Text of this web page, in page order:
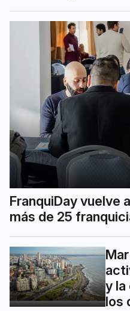
FranquiDay vuelve
más de 25
y la
los